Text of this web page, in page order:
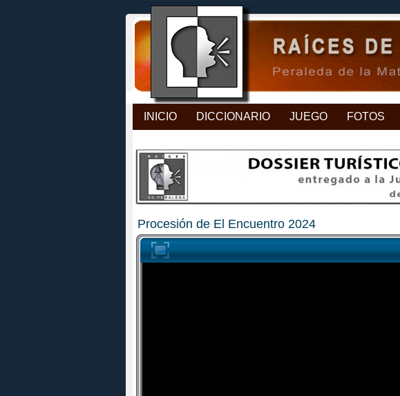
INICIO DICCIONARIO JUEGO FOTOS
Procesión de El Encuentro 2024